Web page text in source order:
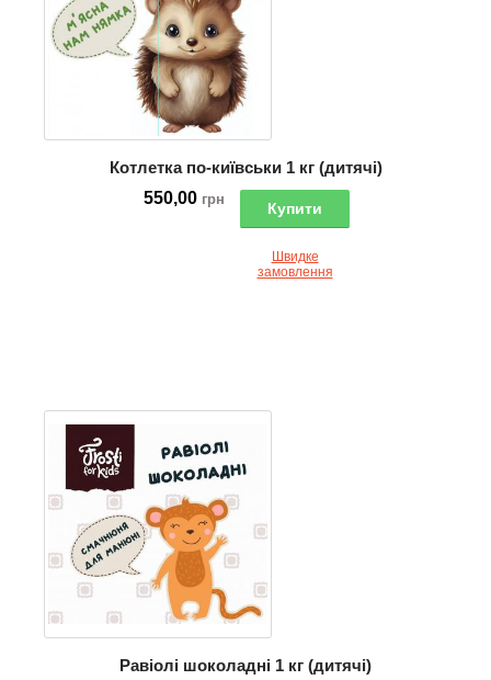
Котлетка по-київськи 1 кг (дитячі)
550,00 грн
Купити
Швидке
замовлення
Равіолі шоколадні 1 кг (дитячі)